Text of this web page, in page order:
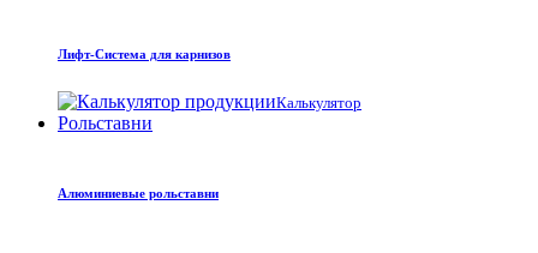
Лифт-Система для карнизов
Калькулятор
Рольставни
Алюминиевые рольставни